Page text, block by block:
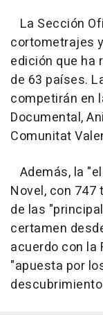
La Sección
cortometrajes
edición que ha
de 63 países.
competirán en
Documental,
Comunitat
Además, la
Novel, con
de las
certamen
acuerdo con la
"apuesta por